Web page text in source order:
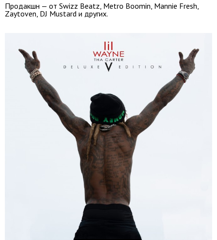
Продакшн — от Swizz Beatz, Metro Boomin, Mannie Fresh,
Zaytoven, DJ Mustard и других.